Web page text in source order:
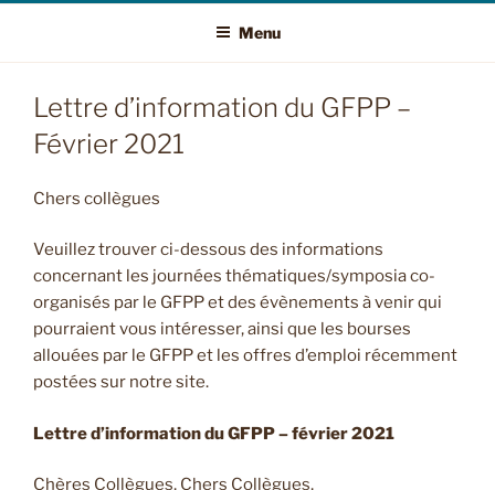
Menu
Lettre d’information du GFPP –
Février 2021
Chers collègues
Veuillez trouver ci-dessous des informations
concernant les journées thématiques/symposia co-
organisés par le GFPP et des évènements à venir qui
pourraient vous intéresser, ainsi que les bourses
allouées par le GFPP et les offres d’emploi récemment
postées sur notre site.
Lettre d’information du GFPP – février 2021
Chères Collègues, Chers Collègues,